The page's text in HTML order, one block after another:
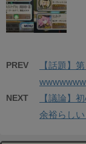
PREV
【話題】
wwwwwww
NEXT
【議論】
余裕らし